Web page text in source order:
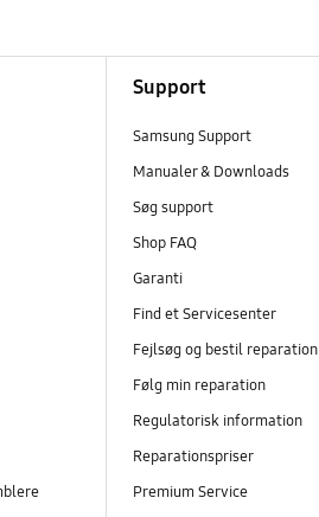
Support
Samsung Support
Manualer & Downloads
Søg support
Shop FAQ
Garanti
Find et Servicesenter
Fejlsøg og bestil reparation
Følg min reparation
Regulatorisk information
Reparationspriser
Premium Service